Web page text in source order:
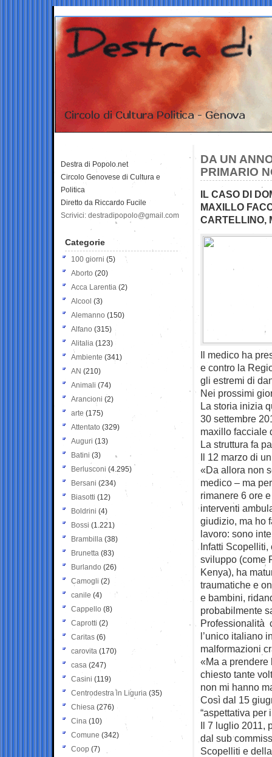
DA UN
PRIMARIO
IL CASO DI
MAXILLO
CARTELLINO,
Il medico ha
e contro la
gli estremi di
Nei prossimi
La storia inizia
30 settembre
maxillo facciale
La struttura fa
Il 12 marzo di
«Da allora non
medico – ma
rimanere 6 ore
interventi
giudizio, ma ho
lavoro: sono
Infatti
sviluppo (come
Kenya), ha
traumatiche e
e bambini,
probabilmente
Professionalità
l’unico italiano
malformazioni
«Ma a prendere
chiesto tante
non mi hanno
Così dal 15
“aspettativa per
Il 7 luglio 2011,
dal sub
Scopelliti e
Destra di Popolo.net
Circolo Genovese di Cultura e
Politica
Diretto da Riccardo Fucile
Scrivici: destradipopolo@gmail.com
Categorie
100 giorni (5)
Aborto (20)
Acca Larentia (2)
Alcool (3)
Alemanno (150)
Alfano (315)
Alitalia (123)
Ambiente (341)
AN (210)
Animali (74)
Arancioni (2)
arte (175)
Attentato (329)
Auguri (13)
Batini (3)
Berlusconi (4.295)
Bersani (234)
Biasotti (12)
Boldrini (4)
Bossi (1.221)
Brambilla (38)
Brunetta (83)
Burlando (26)
Camogli (2)
canile (4)
Cappello (8)
Caprotti (2)
Caritas (6)
carovita (170)
casa (247)
Casini (119)
Centrodestra in Liguria (35)
Chiesa (276)
Cina (10)
Comune (342)
Coop (7)